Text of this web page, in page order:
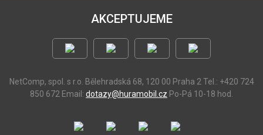
AKCEPTUJEME
NetComp, spol. s r.o. Bělehradská 68, 120 00 Praha 2 Tel.: +420 724
850 672 Email: dotazy@huramobil.cz Po-Pá 10-18 hod.